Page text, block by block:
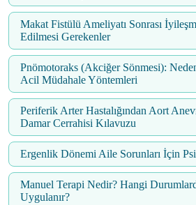
Makat Fistülü Ameliyatı Sonrası
Edilmesi Gerekenler
Pnömotoraks (Akciğer Sönmesi):
Acil Müdahale Yöntemleri
Periferik Arter Hastalığından Aort
Damar Cerrahisi Kılavuzu
Ergenlik Dönemi Aile Sorunları İçin
Manuel Terapi Nedir? Hangi
Uygulanır?